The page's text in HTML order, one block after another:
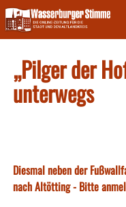
Skip
to
content
„Pilger der
unterwegs
Diesmal neben der
nach Altötting - Bitte